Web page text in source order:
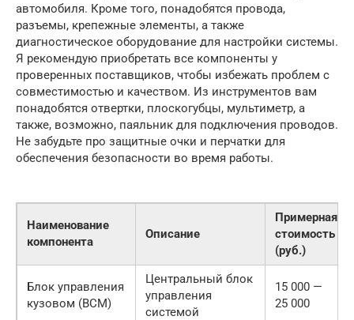
автомобиля. Кроме того, понадобятся провода,
разъемы, крепежные элементы, а также
диагностическое оборудование для настройки системы.
Я рекомендую приобретать все компоненты у
проверенных поставщиков, чтобы избежать проблем с
совместимостью и качеством. Из инструментов вам
понадобятся отвертки, плоскогубцы, мультиметр, а
также, возможно, паяльник для подключения проводов.
Не забудьте про защитные очки и перчатки для
обеспечения безопасности во время работы.
Наименование
компонента
Описание
Примерная
стоимость
(руб.)
Блок управления
кузовом (BCM)
Центральный блок
управления
системой
15 000 —
25 000